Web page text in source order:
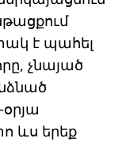
է պահել
չնայած
ևս երեք